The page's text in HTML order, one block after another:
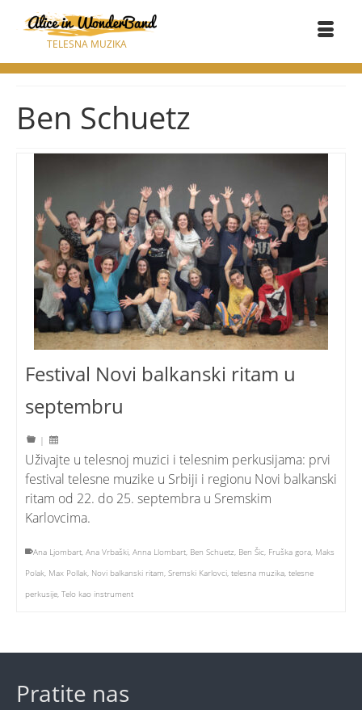
TELESNA MUZIKA
Ben Schuetz
Festival Novi balkanski ritam u
septembru
|
Uživajte u telesnoj muzici i telesnim perkusijama: prvi
festival telesne muzike u Srbiji i regionu Novi balkanski
ritam od 22. do 25. septembra u Sremskim
Karlovcima.
Ana Ljombart, Ana Vrbaški, Anna Llombart, Ben Schuetz, Ben Šic, Fruška gora, Maks
Polak, Max Pollak, Novi balkanski ritam, Sremski Karlovci, telesna muzika, telesne
perkusije, Telo kao instrument
Pratite nas